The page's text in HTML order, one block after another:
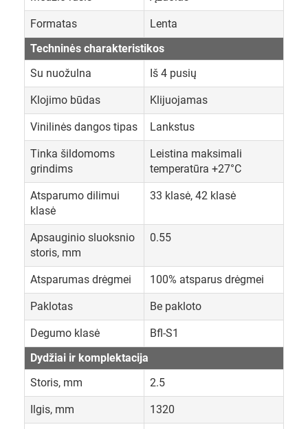
Formatas
Lenta
Techninės charakteristikos
Su nuožulna
Iš 4 pusių
Klojimo būdas Klijuojamas
Vinilinės dangos tipas Lankstus
Tinka šildomoms
grindims
Leistina maksimali
temperatūra +27°C
Atsparumo dilimui
klasė
33 klasė, 42 klasė
Apsauginio sluoksnio
storis, mm
0.55
Atsparumas drėgmei 100% atsparus drėgmei
Paklotas Be pakloto
Degumo klasė
Bfl-S1
Dydžiai ir komplektacija
Storis, mm
2.5
Ilgis, mm 1320